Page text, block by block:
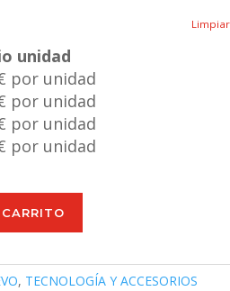
Limpiar
unidad
por unidad
por unidad
por unidad
por unidad
, TECNOLOGÍA Y ACCESORIOS